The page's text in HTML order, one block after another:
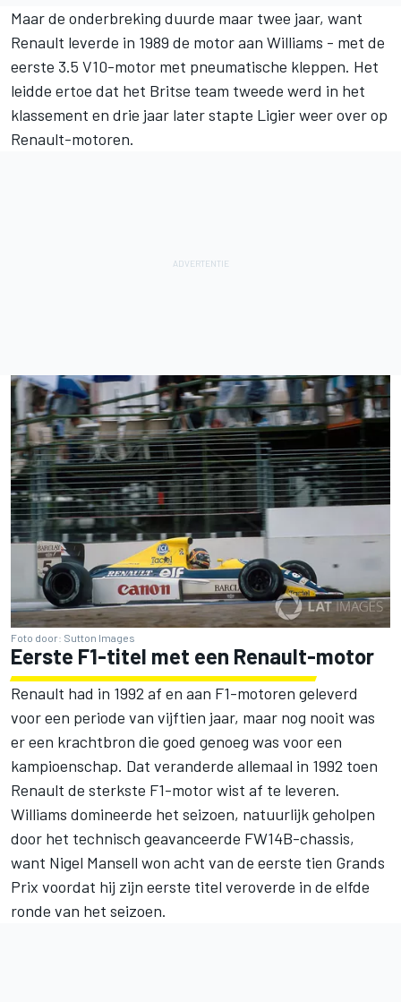
Maar de onderbreking duurde maar twee jaar, want
Renault leverde in 1989 de motor aan Williams - met de
eerste 3.5 V10-motor met pneumatische kleppen. Het
leidde ertoe dat het Britse team tweede werd in het
klassement en drie jaar later stapte Ligier weer over op
Renault-motoren.
Foto door: Sutton Images
Eerste F1-titel met een Renault-motor
Renault had in 1992 af en aan F1-motoren geleverd
voor een periode van vijftien jaar, maar nog nooit was
er een krachtbron die goed genoeg was voor een
kampioenschap. Dat veranderde allemaal in 1992 toen
Renault de sterkste F1-motor wist af te leveren.
Williams domineerde het seizoen, natuurlijk geholpen
door het technisch geavanceerde FW14B-chassis,
want Nigel Mansell won acht van de eerste tien Grands
Prix voordat hij zijn eerste titel veroverde in de elfde
ronde van het seizoen.